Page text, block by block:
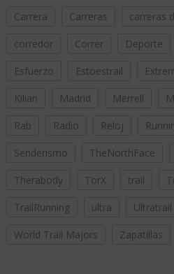
Carrera Carreras carreras
corredor Correr Deporte
Esfuerzo Estoestrail
Kilian Madrid Merrell
Rab Radio Reloj
Senderismo TheNorthFace
Therabody TorX trail
TrailRunning ultra Ultratrail
World Trail Majors Zapatillas